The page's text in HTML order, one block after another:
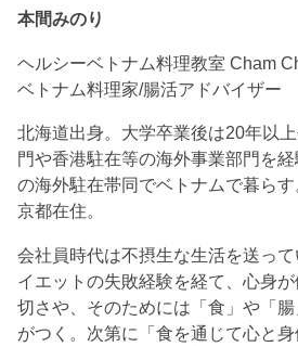
本間みのり
ヘルシーベトナム料理教室 Cham
ベトナム料理家/腸活アドバイザー
北海道出身。大学卒業後は20年以
門や香港駐在等の海外事業部門を
の海外駐在帯同でベトナムで暮ら
京都在住。
会社員時代は不摂生な生活を送っ
イエットの失敗経験を経て、心身
切さや、そのためには「食」や「
がつく。次第に「食を通じて心と